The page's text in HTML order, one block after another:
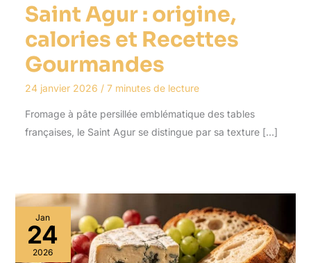
Saint Agur : origine,
calories et Recettes
Gourmandes
24 janvier 2026 / 7 minutes de lecture
Fromage à pâte persillée emblématique des tables
françaises, le Saint Agur se distingue par sa texture […]
Jan
24
2026